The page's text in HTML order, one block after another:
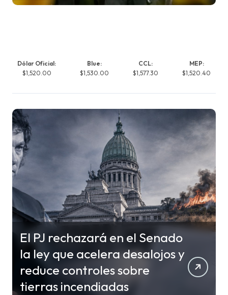
Dólar Oficial:
$1,520.00
Blue:
$1,530.00
CCL:
$1,577.30
MEP:
$1,520.40
El PJ rechazará en el Senado
la ley que acelera desalojos y
reduce controles sobre
tierras incendiadas